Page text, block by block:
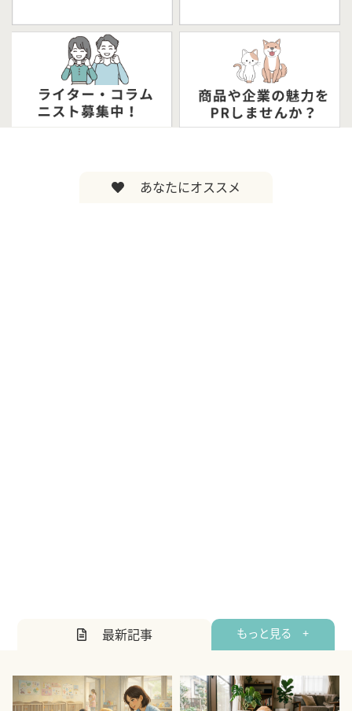
あなたにオススメ
最新記事 もっと見る +